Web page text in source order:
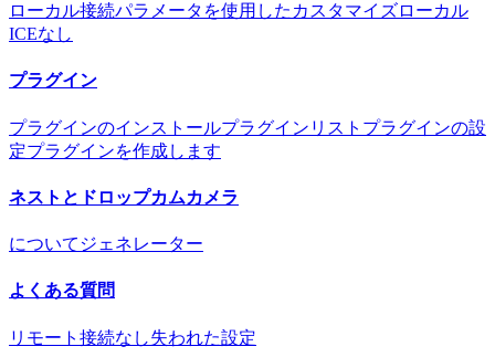
ローカル接続パラメータを使用したカスタマイズローカル
ICEなし
プラグイン
プラグインのインストールプラグインリスト プラグインの設
定プラグインを作成します
ネストとドロップカムカメラ
について ジェネレーター
よくある質問
リモート接続なし失われた設定